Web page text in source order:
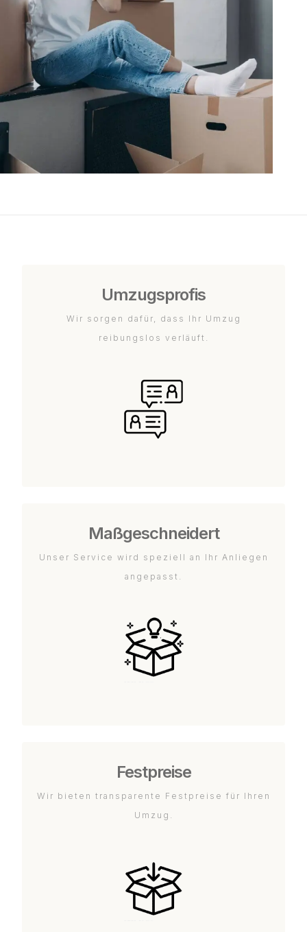
Umzugsprofis
Wir sorgen dafür, dass Ihr Umzug
reibungslos verläuft.
Maßgeschneidert
Unser Service wird speziell an Ihr Anliegen
angepasst.
Festpreise
Wir bieten transparente Festpreise für Ihren
Umzug.